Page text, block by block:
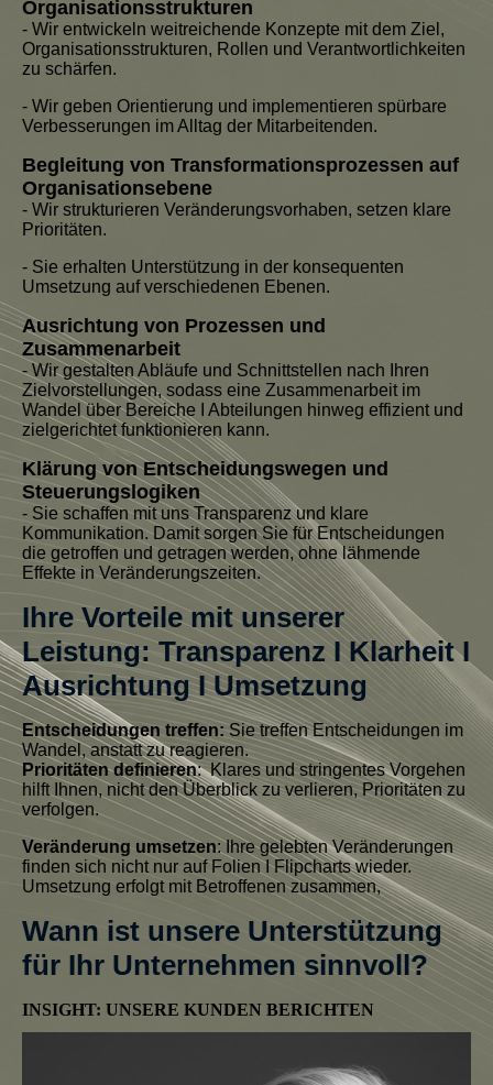
Organisationsstrukturen
- Wir entwickeln weitreichende Konzepte mit dem Ziel,
Organisationsstrukturen, Rollen und Verantwortlichkeiten
zu schärfen.
- Wir geben Orientierung und implementieren spürbare
Verbesserungen im Alltag der Mitarbeitenden.
Begleitung von Transformationsprozessen auf
Organisationsebene
- Wir strukturieren Veränderungsvorhaben, setzen klare
Prioritäten.
- Sie erhalten Unterstützung in der konsequenten
Umsetzung auf verschiedenen Ebenen.
Ausrichtung von Prozessen und
Zusammenarbeit
- Wir gestalten Abläufe und Schnittstellen nach Ihren
Zielvorstellungen, sodass eine Zusammenarbeit im
Wandel über Bereiche I Abteilungen hinweg effizient und
zielgerichtet funktionieren kann.
Klärung von Entscheidungswegen und
Steuerungslogiken
- Sie schaffen mit uns Transparenz und klare
Kommunikation. Damit sorgen Sie für Entscheidungen
die getroffen und getragen werden, ohne lähmende
Effekte in Veränderungszeiten.
Ihre Vorteile mit unserer
Leistung: Transparenz I Klarheit I
Ausrichtung I Umsetzung
Entscheidungen treffen:Sie treffen Entscheidungen im
Wandel, anstatt zu reagieren.
Prioritäten definieren: Klares und stringentes Vorgehen
hilft Ihnen, nicht den Überblick zu verlieren, Prioritäten zu
verfolgen.
Veränderung umsetzen: Ihre gelebten Veränderungen
finden sich nicht nur auf Folien I Flipcharts wieder.
Umsetzung erfolgt mit Betroffenen zusammen,
Wann ist unsere Unterstützung
für Ihr Unternehmen sinnvoll?
INSIGHT: UNSERE KUNDEN BERICHTEN